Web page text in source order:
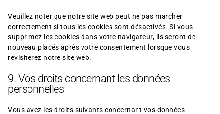
Veuillez noter que notre site web peut ne pas marcher
correctement si tous les cookies sont désactivés. Si vous
supprimez les cookies dans votre navigateur, ils seront de
nouveau placés après votre consentement lorsque vous
revisiterez notre site web.
9. Vos droits concernant les données
personnelles
Vous avez les droits suivants concernant vos données